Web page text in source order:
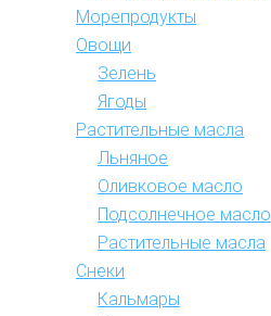
Морепродукты
Овощи
Зелень
Ягоды
Растительные масла
Льняное
Оливковое масло
Подсолнечное масло
Растительные масла
Снеки
Кальмары